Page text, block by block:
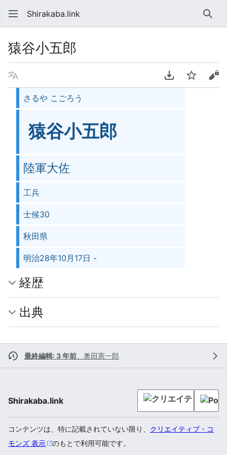
Shirakaba.link 検索
猿谷小五郎
言語 PDFをダウンロ
ウォッチソ
さるや こごろう
猿谷小五郎
陸軍大佐
工兵
士候30
秋田県
明治28年10月17日 -
経歴
出典
最終編輯: 3 年前 奥田憲一郎
Shirakaba.link
コンテンツは、特に記載されていない限り、 クリエイティブ・コ
モンズ 表示
のもとで利用可能です。